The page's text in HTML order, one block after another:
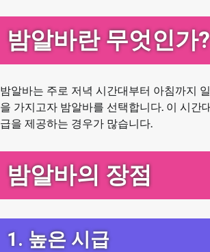
밤알바란 무엇인가?
밤알바는 주로 저녁 시간대부터 아침까지
을 가지고자 밤알바를 선택합니다. 이 시간
급을 제공하는 경우가 많습니다.
밤알바의 장점
1. 높은 시급